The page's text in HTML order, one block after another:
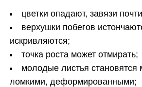
цветки опадают, завязи
верхушки побегов
искривляются;
точка роста может отмирать;
молодые листья становятся
ломкими, деформированными;